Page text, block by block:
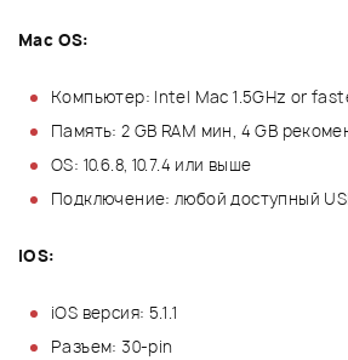
Mac OS:
Компьютер: Intel Mac 1.5GHz or
Память: 2 GB RAM мин, 4 GB
OS: 10.6.8, 10.7.4 или выше
Подключение: любой доступный
iOS:
iOS версия: 5.1.1
Разъем: 30-pin